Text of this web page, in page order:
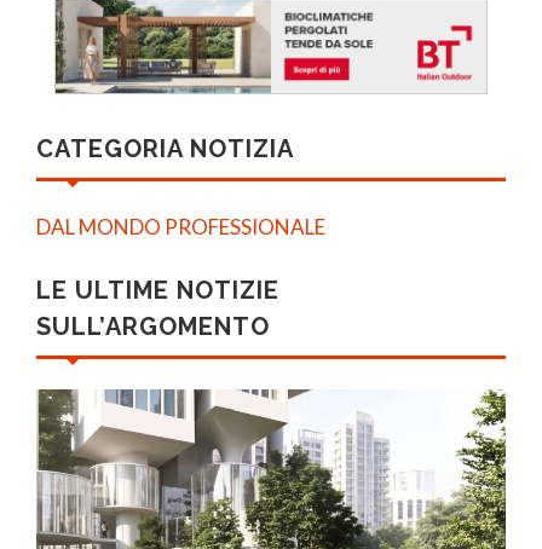
CATEGORIA NOTIZIA
DAL MONDO PROFESSIONALE
LE ULTIME NOTIZIE
SULL’ARGOMENTO